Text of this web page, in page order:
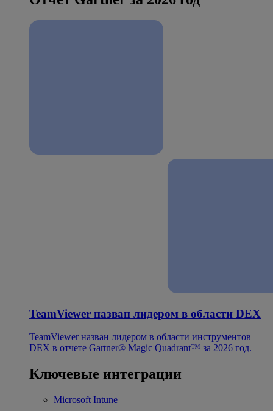
TeamViewer назван лидером в области DEX
TeamViewer назван лидером в области инструментов
DEX в отчете Gartner® Magic Quadrant™ за 2026 год.
Ключевые интеграции
Microsoft Intune